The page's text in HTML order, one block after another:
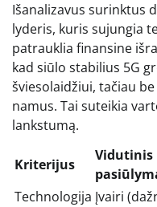
Išanalizavus surinktus
lyderis, kuris sujungia
patrauklia finansine
kad siūlo stabilius 5G
šviesolaidžiui, tačiau
namus. Tai suteikia
lankstumą.
Kriterijus
Vidutinis
Technologija Įvairi